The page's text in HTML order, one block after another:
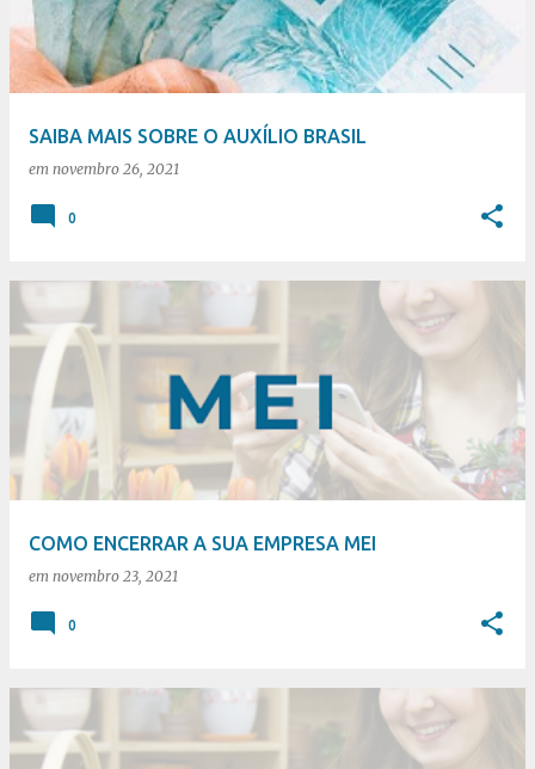
a
g
SAIBA MAIS SOBRE O AUXÍLIO BRASIL
em novembro 26, 2021
0
COMO ENCERRAR A SUA EMPRESA MEI
em novembro 23, 2021
0